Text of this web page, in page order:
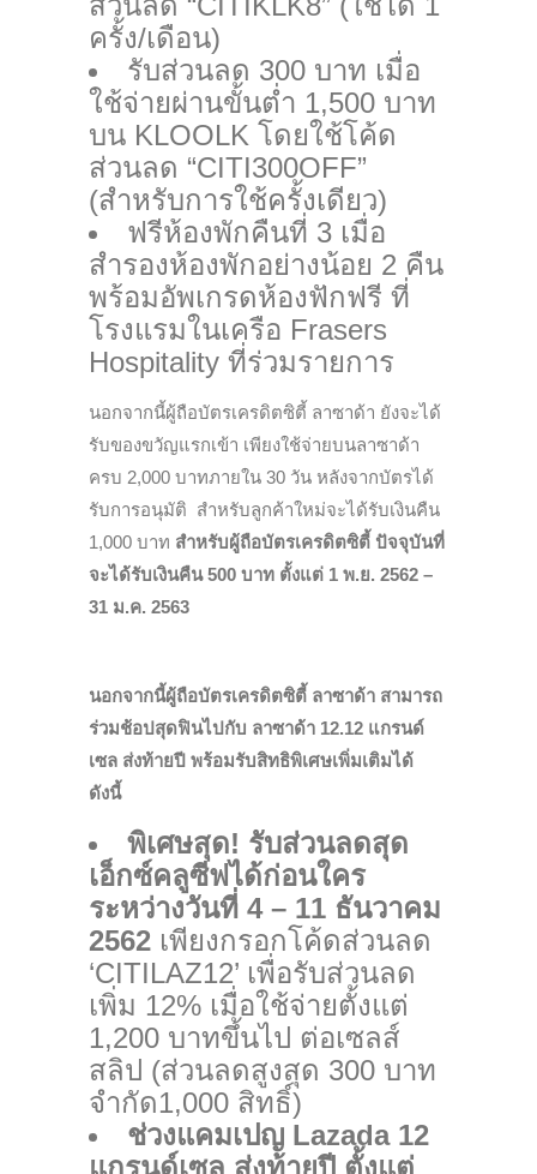
ครั้ง/เดือน)
รับส่วนลด 300 บาท เมื่อ
ใช้จ่ายผ่านขั้นต่ำ 1,500 บาท
บน KLOOLK โดยใช้โค้ด
ส่วนลด “CITI300OFF”
(สำหรับการใช้ครั้งเดียว)
ฟรีห้องพักคืนที่ 3 เมื่อ
สำรองห้องพักอย่างน้อย 2 คืน
พร้อมอัพเกรดห้องฟักฟรี ที่
โรงแรมในเครือ Frasers
Hospitality ที่ร่วมรายการ
นอกจากนี้ผู้ถือบัตรเครดิตซิตี้ ลาซาด้า ยังจะได้
รับของขวัญแรกเข้า เพียงใช้จ่ายบนลาซาด้า
ครบ 2,000 บาทภายใน 30 วัน หลังจากบัตรได้
รับการอนุมัติ สำหรับลูกค้าใหม่จะได้รับเงินคืน
1,000 บาท สำหรับผู้ถือบัตรเครดิตซิตี้ ปัจจุบันที่
จะได้รับเงินคืน 500 บาท ตั้งแต่ 1 พ.ย. 2562 –
31 ม.ค. 2563
นอกจากนี้ผู้ถือบัตรเครดิตซิตี้ ลาซาด้า สามารถ
ร่วมช้อปสุดฟินไปกับ ลาซาด้า 12.12 แกรนด์
เซล ส่งท้ายปี พร้อมรับสิทธิพิเศษเพิ่มเติมได้
ดังนี้
พิเศษสุด! รับส่วนลดสุด
เอ็กซ์คลูซีฟได้ก่อนใคร
ระหว่างวันที่ 4 – 11 ธันวาคม
2562 เพียงกรอกโค้ดส่วนลด
‘CITILAZ12’ เพื่อรับส่วนลด
เพิ่ม 12% เมื่อใช้จ่ายตั้งแต่
1,200 บาทขึ้นไป ต่อเซลส์
สลิป (ส่วนลดสูงสุด 300 บาท
จำกัด1,000 สิทธิ์)
ช่วงแคมเปญ Lazada 12